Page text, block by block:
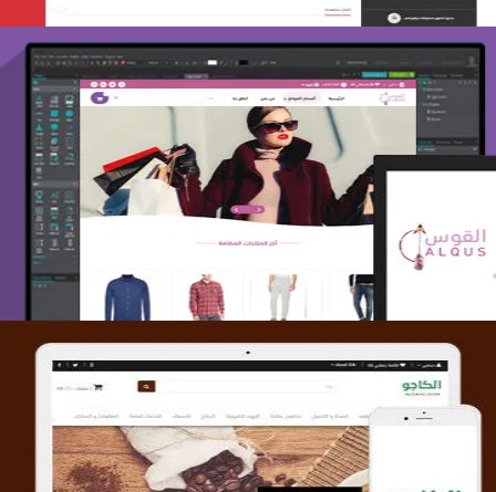
تصميم متجر القوس
التفاصيل
تصميم متجر الكاجو